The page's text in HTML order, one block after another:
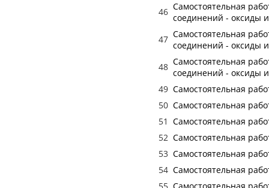
46 Самостоятельная
соединений - оксиды
47 Самостоятельная
соединений - оксиды
48 Самостоятельная
соединений - оксиды
49 Самостоятельная
50 Самостоятельная
51 Самостоятельная
52 Самостоятельная
53 Самостоятельная
54 Самостоятельная